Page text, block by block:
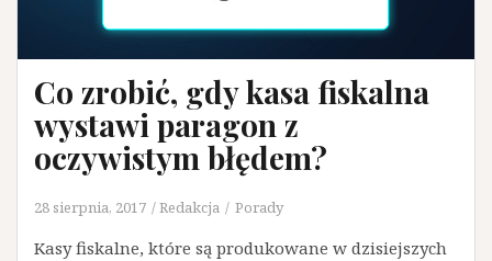
Co zrobić, gdy kasa fiskalna
wystawi paragon z
oczywistym błędem?
28 sierpnia, 2017 Redakcja Porady
Kasy fiskalne, które są produkowane w dzisiejszych